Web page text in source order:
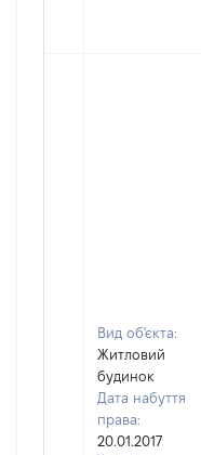
Вид об'єкта:
Житловий
будинок
Дата набуття
права:
20.01.2017